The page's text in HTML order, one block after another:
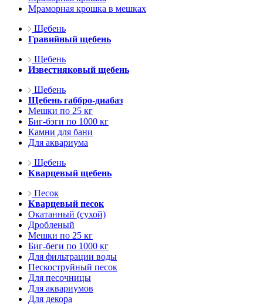
Мраморная крошка в мешках
Щебень
Гравийный щебень
Щебень
Известняковый щебень
Щебень
Щебень габбро-диабаз
Мешки по 25 кг
Биг-бэги по 1000 кг
Камни для бани
Для аквариума
Щебень
Кварцевый щебень
Песок
Кварцевый песок
Окатанный (сухой)
Дробленый
Мешки по 25 кг
Биг-беги по 1000 кг
Для фильтрации воды
Пескоструйный песок
Для песочницы
Для аквариумов
Для декора